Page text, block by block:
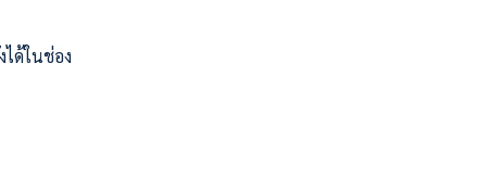
ด้ในช่อง